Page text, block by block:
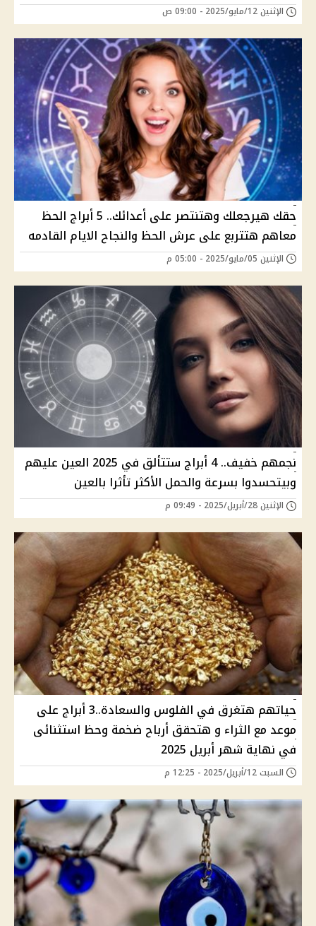
الإثنين 12/مايو/2025 - 09:00 ص
حقك هيرجعلك وهتنتصر على أعدائك.. 5 أبراج الحظ
معاهم هتتربع على عرش الحظ والنجاح الايام القادمه
الإثنين 05/مايو/2025 - 05:00 م
نجمهم خفيف.. 4 أبراج ستتألق في 2025 العين عليهم
وبيتحسدوا بسرعة والحمل الأكثر تأثرا بالعين
الإثنين 28/أبريل/2025 - 09:49 م
حياتهم هتغرق في الفلوس والسعادة..3 أبراج على
موعد مع الثراء و هتحقق أرباح ضخمة وحظ استثنائى
في نهاية شهر أبريل 2025
السبت 12/أبريل/2025 - 12:25 م